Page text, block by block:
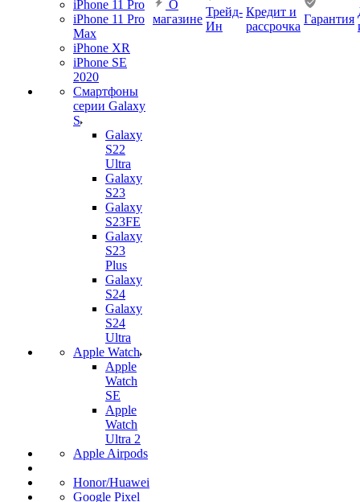
iPhone 11 Pro
iPhone 11 Pro
Max
iPhone XR
iPhone SE
2020
Смартфоны
серии Galaxy
S
Galaxy
S22
Ultra
Galaxy
S23
Galaxy
S23FE
Galaxy
S23
Plus
Galaxy
S24
Galaxy
S24
Ultra
Apple Watch
Apple
Watch
SE
Apple
Watch
Ultra 2
Apple Airpods
Honor/Huawei
Google Pixel
О
магазине
Трейд-
Ин
Кредит и
рассрочка
Гарантия